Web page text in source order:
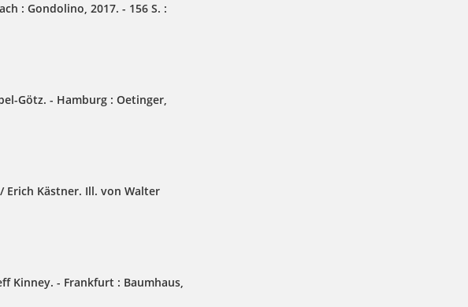
: Gondolino, 2017. - 156 S. :
Götz. - Hamburg : Oetinger,
Erich Kästner. Ill. von Walter
Kinney. - Frankfurt : Baumhaus,